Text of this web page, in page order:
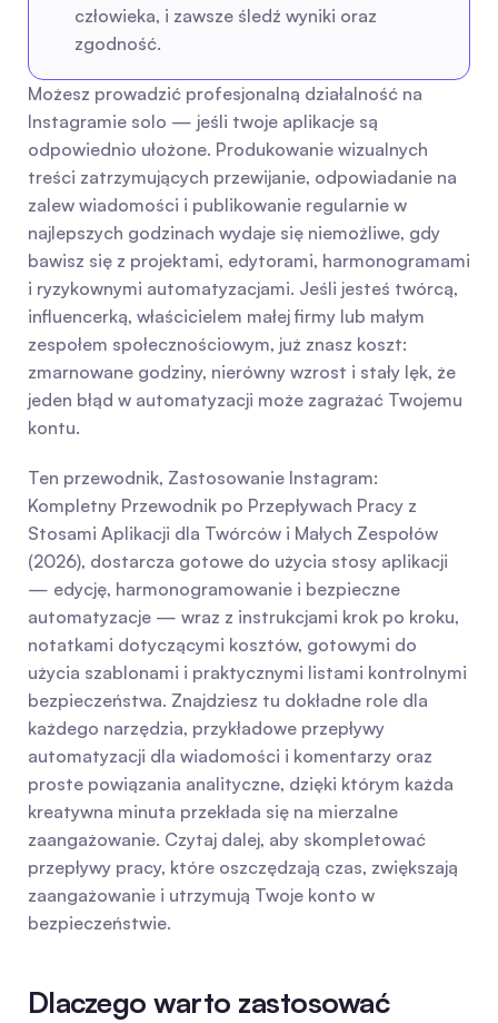
człowieka, i zawsze śledź wyniki oraz
zgodność.
Możesz prowadzić profesjonalną działalność na
Instagramie solo — jeśli twoje aplikacje są
odpowiednio ułożone. Produkowanie wizualnych
treści zatrzymujących przewijanie, odpowiadanie na
zalew wiadomości i publikowanie regularnie w
najlepszych godzinach wydaje się niemożliwe, gdy
bawisz się z projektami, edytorami, harmonogramami
i ryzykownymi automatyzacjami. Jeśli jesteś twórcą,
influencerką, właścicielem małej firmy lub małym
zespołem społecznościowym, już znasz koszt:
zmarnowane godziny, nierówny wzrost i stały lęk, że
jeden błąd w automatyzacji może zagrażać Twojemu
kontu.
Ten przewodnik, Zastosowanie Instagram:
Kompletny Przewodnik po Przepływach Pracy z
Stosami Aplikacji dla Twórców i Małych Zespołów
(2026), dostarcza gotowe do użycia stosy aplikacji
— edycję, harmonogramowanie i bezpieczne
automatyzacje — wraz z instrukcjami krok po kroku,
notatkami dotyczącymi kosztów, gotowymi do
użycia szablonami i praktycznymi listami kontrolnymi
bezpieczeństwa. Znajdziesz tu dokładne role dla
każdego narzędzia, przykładowe przepływy
automatyzacji dla wiadomości i komentarzy oraz
proste powiązania analityczne, dzięki którym każda
kreatywna minuta przekłada się na mierzalne
zaangażowanie. Czytaj dalej, aby skompletować
przepływy pracy, które oszczędzają czas, zwiększają
zaangażowanie i utrzymują Twoje konto w
bezpieczeństwie.
Dlaczego warto zastosować